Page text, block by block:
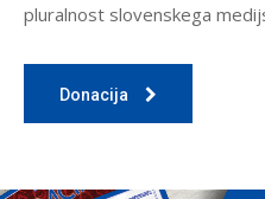
pluralnost slovenskega
Donacija